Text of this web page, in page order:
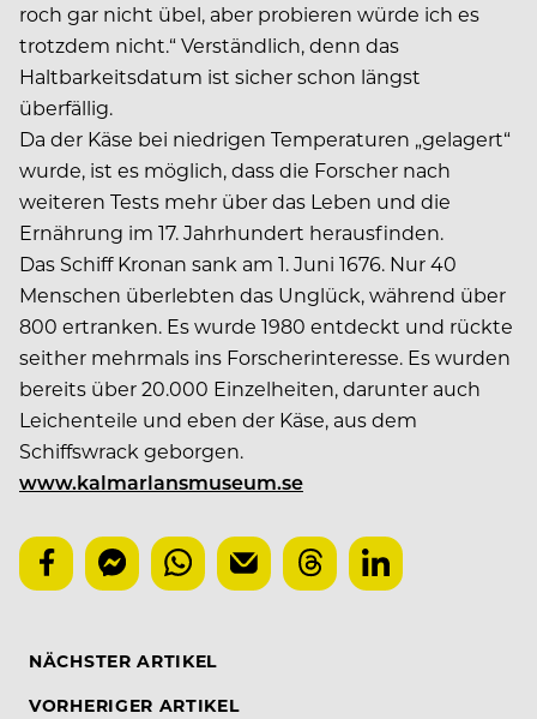
roch gar nicht übel, aber probieren würde ich es
trotzdem nicht.“ Verständlich, denn das
Haltbarkeitsdatum ist sicher schon längst
überfällig.
Da der Käse bei niedrigen Temperaturen „gelagert“
wurde, ist es möglich, dass die Forscher nach
weiteren Tests mehr über das Leben und die
Ernährung im 17. Jahrhundert herausfinden.
Das Schiff Kronan sank am 1. Juni 1676. Nur 40
Menschen überlebten das Unglück, während über
800 ertranken. Es wurde 1980 entdeckt und rückte
seither mehrmals ins Forscherinteresse. Es wurden
bereits über 20.000 Einzelheiten, darunter auch
Leichenteile und eben der Käse, aus dem
Schiffswrack geborgen.
www.kalmarlansmuseum.se
NÄCHSTER ARTIKEL
VORHERIGER ARTIKEL